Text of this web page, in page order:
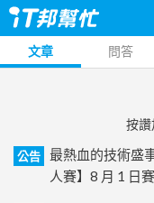
文章 問答
按
公告
最熱血的技術盛
人賽】8 月 1 日